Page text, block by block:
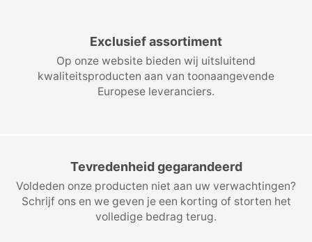
Exclusief assortiment
Op onze website bieden wij uitsluitend
kwaliteitsproducten aan van toonaangevende
Europese leveranciers.
Tevredenheid gegarandeerd
Voldeden onze producten niet aan uw verwachtingen?
Schrijf ons en we geven je een korting of storten het
volledige bedrag terug.